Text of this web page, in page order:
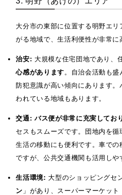
大分市の東部に位置する明野エ
がる地域で、生活利便性が非常に
治安: 大規模な住宅団地であり、
心感があります 。自治会活動も
防犯意識が高い傾向にあります
われている地域もあります。
交通: バス便が非常に充実してお
セスもスムーズです。団地内を
生活の移動にも便利です。車で
ですが、公共交通機関も活用しや
生活環境: 大型のショッピングセ
ン 」があり、スーパーマーケッ